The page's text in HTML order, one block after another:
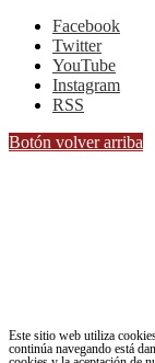
Facebook
Twitter
YouTube
Instagram
RSS
Botón volver arriba
Este sitio web utiliza
continúa navegando está